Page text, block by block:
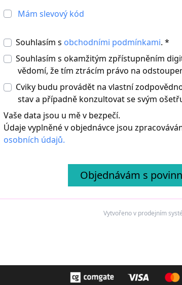
Mám slevový kód
Souhlasím s obchodními podmínkami. *
Souhlasím s okamžitým zpřístupněním
vědomí, že tím ztrácím právo na
Cviky budu provádět na vlastní
stav a případně konzultovat se svým
Vaše data jsou u mě v bezpečí.
Údaje vyplněné v objednávce jsou
osobních údajů.
Objednávám s
Vytvořeno v prodejním